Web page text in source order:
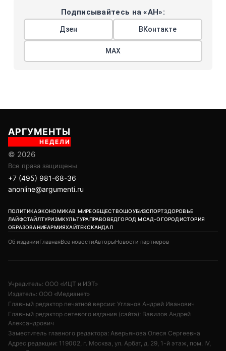
Подписывайтесь на «АН»:
Дзен ВКонтакте
МАХ
АРГУМЕНТЫ
НЕДЕЛИ
© 2026
Все права защищены
+7 (495) 981-68-36
anonline@argumenti.ru
ПОЛИТИКАЭКОНОМИКАВ МИРЕОБЩЕСТВОШОУБИЗСПОРТЗДОРОВЬЕ
ЛАЙФСТАЙЛТУРИЗМКУЛЬТУРАПРАВОВЕДГОРОД МСАД-ОГОРОДИСТОРИЯ
ОБРАЗОВАНИЕАРМИЯХАЙТЕКСКАНДАЛ
Об изданииГлавнаяВсе новостиАвторыНовости партнеров
Учредитель: ООО «ИЦТ и ИЭТ»
Издатель: ООО «Медианет»
Главный редактор печатной версии: Угланов Андрей Иванович
Главный редактор сетевого издания (сайта): Вавилов Андрей
Александрович
Заместитель главного редактора: Аверьянова Олеся Сергеевна
Адрес редакции: 119002, г. Москва, ул. Арбат, д. 29, 1-й этаж, пом. IV,